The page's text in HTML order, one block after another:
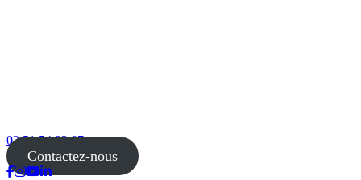
02 51 54 33 87
Contactez-nous